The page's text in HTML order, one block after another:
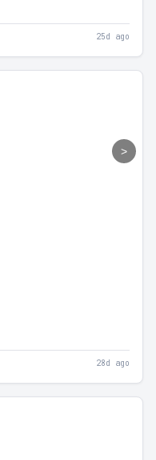
25d ago
>
28d ago